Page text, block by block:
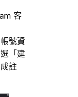
客
號資
「建
註